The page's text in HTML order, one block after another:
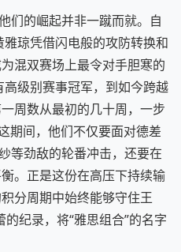
们的崛起并非一蹴而就。自
琼凭借闪电般的攻防转换和
混双赛场上最令对手胆寒的
级别赛事冠军，到如今跨越
周数从最初的几十周，一步
期间，他们不仅要面对德差
等劲敌的轮番冲击，还要在
。正是这份在高压下持续输
分周期中始终能够守住王
纪录，将“雅思组合”的名字